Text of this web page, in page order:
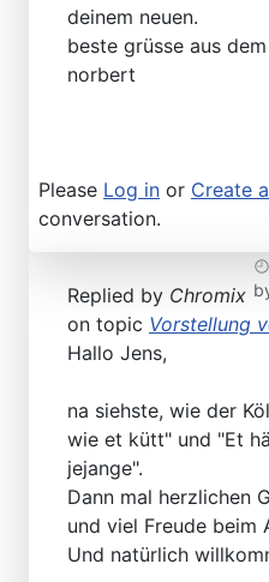
deinem neuen.
beste grüsse aus
norbert
Please Log in or Create
conversation.
Replied by Chromix
on topic Vorstellung
Hallo Jens,
na siehste, wie der
wie et kütt" und "Et
jejange".
Dann mal herzlichen
und viel Freude beim
Und natürlich